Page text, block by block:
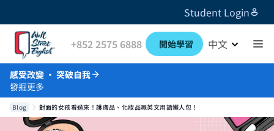
Student Login
+852 2575 6888 開始學習 中文
感受改變 · 突破自我
發掘更多
Blog 對面的女孩看過來！護膚品、化妝品嘅英文用語懶人包！